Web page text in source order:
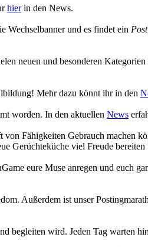
hierin den News.
Wechselbanner und es findet ein
neuen und besonderen
Mehr dazu könnt ihr in den
worden. In den aktuellen News
Fähigkeiten Gebrauch machen
Gerüchteküche viel Freude
eure Muse anregen und euch
Außerdem ist unser
begleiten wird. Jeden Tag warten